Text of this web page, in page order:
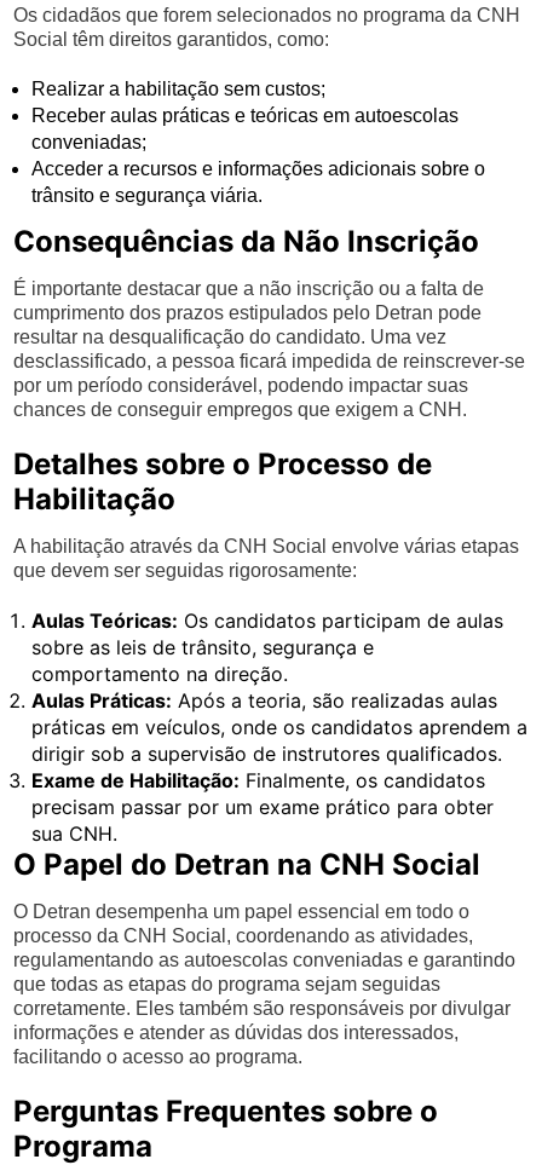
Os cidadãos que forem selecionados no programa da CNH
Social têm direitos garantidos, como:
Realizar a habilitação sem custos;
Receber aulas práticas e teóricas em autoescolas
conveniadas;
Acceder a recursos e informações adicionais sobre o
trânsito e segurança viária.
Consequências da Não Inscrição
É importante destacar que a não inscrição ou a falta de
cumprimento dos prazos estipulados pelo Detran pode
resultar na desqualificação do candidato. Uma vez
desclassificado, a pessoa ficará impedida de reinscrever-se
por um período considerável, podendo impactar suas
chances de conseguir empregos que exigem a CNH.
Detalhes sobre o Processo de
Habilitação
A habilitação através da CNH Social envolve várias etapas
que devem ser seguidas rigorosamente:
Aulas Teóricas: Os candidatos participam de aulas
sobre as leis de trânsito, segurança e
comportamento na direção.
Aulas Práticas: Após a teoria, são realizadas aulas
práticas em veículos, onde os candidatos aprendem a
dirigir sob a supervisão de instrutores qualificados.
Exame de Habilitação: Finalmente, os candidatos
precisam passar por um exame prático para obter
sua CNH.
O Papel do Detran na CNH Social
O Detran desempenha um papel essencial em todo o
processo da CNH Social, coordenando as atividades,
regulamentando as autoescolas conveniadas e garantindo
que todas as etapas do programa sejam seguidas
corretamente. Eles também são responsáveis por divulgar
informações e atender as dúvidas dos interessados,
facilitando o acesso ao programa.
Perguntas Frequentes sobre o
Programa